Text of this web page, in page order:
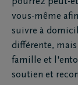
vous-même
suivre à
différente,
famille et
soutien et